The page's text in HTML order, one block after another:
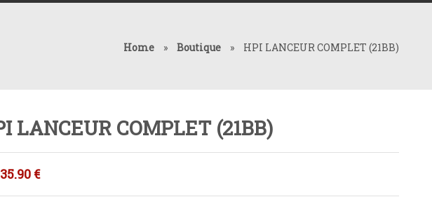
Home » Boutique » HPI LANCEUR COMPLET (21BB)
LANCEUR COMPLET (21BB)
35.90 €